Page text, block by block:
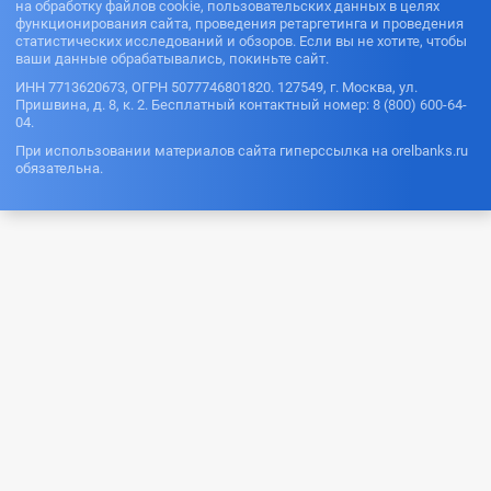
на обработку файлов cookie, пользовательских данных в целях
функционирования сайта, проведения ретаргетинга и проведения
статистических исследований и обзоров. Если вы не хотите, чтобы
ваши данные обрабатывались, покиньте сайт.
ИНН 7713620673, ОГРН 5077746801820. 127549, г. Москва, ул.
Пришвина, д. 8, к. 2. Бесплатный контактный номер: 8 (800) 600-64-
04.
При использовании материалов сайта гиперссылка на orelbanks.ru
обязательна.